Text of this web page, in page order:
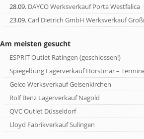
28.09. DAYCO Werksverkauf Porta Westfalica
23.09.Carl Dietrich GmbH Werksverkauf
Am meisten gesucht
ESPRIT Outlet Ratingen (geschlossen!)
Spiegelburg Lagerverkauf Horstmar –
Gelco Werksverkauf Gelsenkirchen
Rolf Benz Lagerverkauf Nagold
QVC Outlet Düsseldorf
Lloyd Fabrikverkauf Sulingen